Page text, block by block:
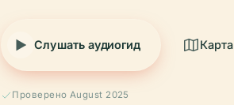
Слушать аудиогид Карта
Проверено August 2025